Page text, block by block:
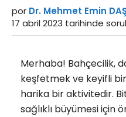
por Dr. Mehmet Emin
17 abril 2023 tarihinde
Merhaba! Bahçecilik,
keşfetmek ve keyifli
harika bir aktivitedir.
sağlıklı büyümesi için